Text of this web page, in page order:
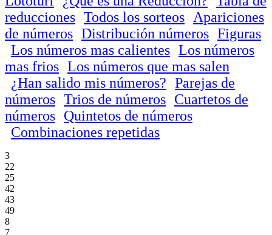
reducciones Todos los sorteos
Apariciones
de números Distribución números Figuras
Los números mas calientes Los números
mas frios Los números que mas salen
¿Han salido mis números? Parejas de
números Trios de números Cuartetos de
números Quintetos de números
Combinaciones repetidas
3
22
25
42
43
49
8
7